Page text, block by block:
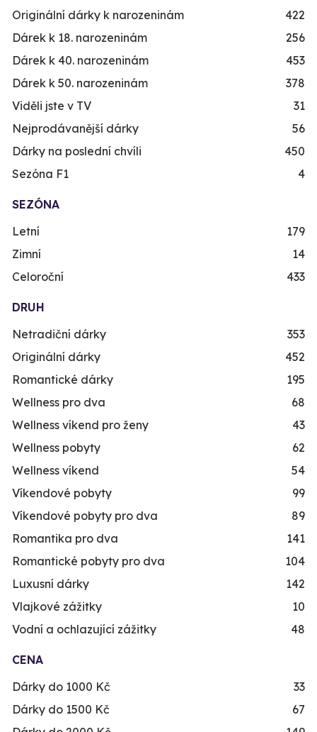
Originální dárky k narozeninám
422
Dárek k 18. narozeninám
256
Dárek k 40. narozeninám
453
Dárek k 50. narozeninám
378
Viděli jste v TV
31
Nejprodávanější dárky
56
Dárky na poslední chvíli
450
Sezóna F1
4
SEZÓNA
Letní
179
Zimní
14
Celoroční
433
DRUH
Netradiční dárky
353
Originální dárky
452
Romantické dárky
195
Wellness pro dva
68
Wellness víkend pro ženy
43
Wellness pobyty
62
Wellness víkend
54
Víkendové pobyty
99
Víkendové pobyty pro dva
89
Romantika pro dva
141
Romantické pobyty pro dva
104
Luxusní dárky
142
Vlajkové zážitky
10
Vodní a ochlazující zážitky
48
CENA
Dárky do 1000 Kč
33
Dárky do 1500 Kč
67